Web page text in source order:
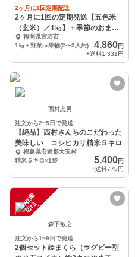
2ヶ月に1回定期配送
2ヶ月に1回の定期発送【五色米
（玄米）／1㎏】＋季節のおまか
せ野菜or果物セット
福岡県宮若市
1㎏＋野菜or果物(2〜3人用)
4,860円
+送料1,331円
西村忠男
注文から2~5日で発送
【絶品】西村さんちのこだわった
美味しい コシヒカリ精米５キロ
福島県安達郡大玉村
精米５キロ×1袋
5,400円
+送料778円
一
時
在
庫
切
れ
森下敏之
注文から1~9日で発送
2個セット姫まくら（ラグビー型